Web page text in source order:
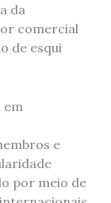
da
comercial
de esqui
em
e
por meio de